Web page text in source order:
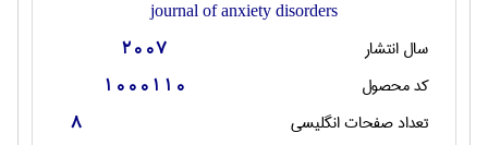
journal of anxiety disorders
سال انتشار 2007
کد محصول 1000110
تعداد صفحات انگليسی 8